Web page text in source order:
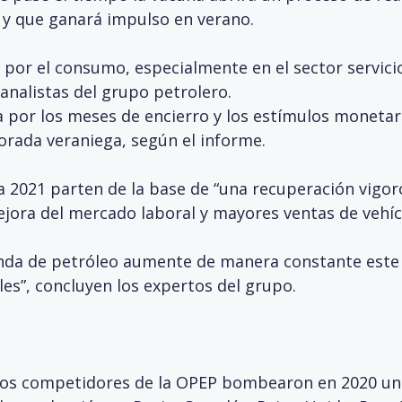
que ganará impulso en verano.
por el consumo, especialmente en el sector
del grupo petrolero.
los meses de encierro y los estímulos
veraniega, según el informe.
parten de la base de “una recuperación
del mercado laboral y mayores ventas de
de petróleo aumente de manera constante
concluyen los expertos del grupo.
competidores de la OPEP bombearon en 2020